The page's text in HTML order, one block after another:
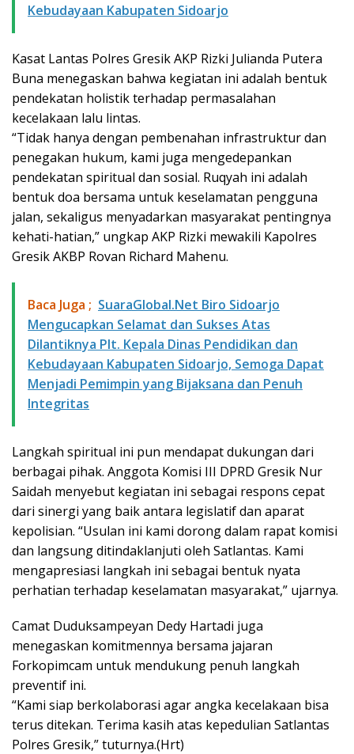
Kebudayaan Kabupaten Sidoarjo
Kasat Lantas Polres Gresik AKP Rizki Julianda Putera
Buna menegaskan bahwa kegiatan ini adalah bentuk
pendekatan holistik terhadap permasalahan
kecelakaan lalu lintas.
“Tidak hanya dengan pembenahan infrastruktur dan
penegakan hukum, kami juga mengedepankan
pendekatan spiritual dan sosial. Ruqyah ini adalah
bentuk doa bersama untuk keselamatan pengguna
jalan, sekaligus menyadarkan masyarakat pentingnya
kehati-hatian,” ungkap AKP Rizki mewakili Kapolres
Gresik AKBP Rovan Richard Mahenu.
Baca Juga ; SuaraGlobal.Net Biro Sidoarjo
Mengucapkan Selamat dan Sukses Atas
Dilantiknya Plt. Kepala Dinas Pendidikan dan
Kebudayaan Kabupaten Sidoarjo, Semoga Dapat
Menjadi Pemimpin yang Bijaksana dan Penuh
Integritas
Langkah spiritual ini pun mendapat dukungan dari
berbagai pihak. Anggota Komisi III DPRD Gresik Nur
Saidah menyebut kegiatan ini sebagai respons cepat
dari sinergi yang baik antara legislatif dan aparat
kepolisian. “Usulan ini kami dorong dalam rapat komisi
dan langsung ditindaklanjuti oleh Satlantas. Kami
mengapresiasi langkah ini sebagai bentuk nyata
perhatian terhadap keselamatan masyarakat,” ujarnya.
Camat Duduksampeyan Dedy Hartadi juga
menegaskan komitmennya bersama jajaran
Forkopimcam untuk mendukung penuh langkah
preventif ini.
“Kami siap berkolaborasi agar angka kecelakaan bisa
terus ditekan. Terima kasih atas kepedulian Satlantas
Polres Gresik,” tuturnya.(Hrt)